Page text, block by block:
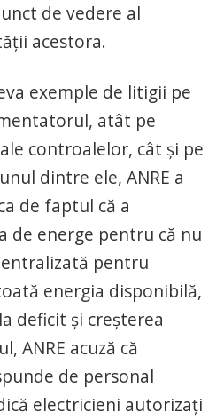
de vedere al
acestora.
exemple de litigii pe
atât pe
controalelor, cât şi pe
dintre ele, ANRE a
de faptul că a
de energe pentru că nu
pentru
energia disponibilă,
deficit şi creşterea
ANRE acuză că
de personal
electricieni autorizaţi